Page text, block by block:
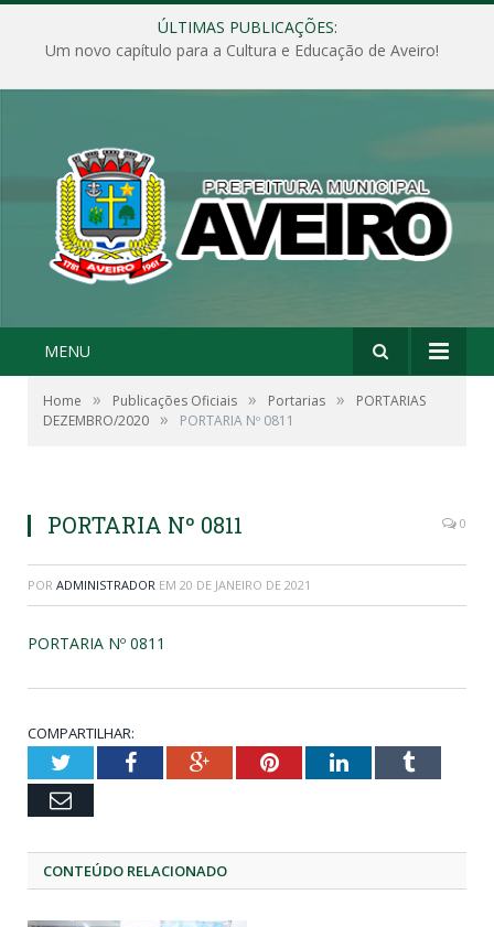
ÚLTIMAS PUBLICAÇÕES:
Um novo capítulo para a Cultura e Educação de Aveiro!
MENU
Home » Publicações Oficiais » Portarias »
PORTARIAS
DEZEMBRO/2020 » PORTARIA Nº 0811
PORTARIA Nº 0811 0
POR ADMINISTRADOR EM 20 DE JANEIRO DE 2021
PORTARIA Nº 0811
COMPARTILHAR:
TwitterFacebookGoogle+PinterestLinkedInTumblr
Email
CONTEÚDO RELACIONADO